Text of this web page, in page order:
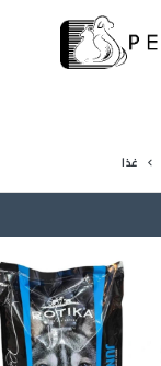
غذا